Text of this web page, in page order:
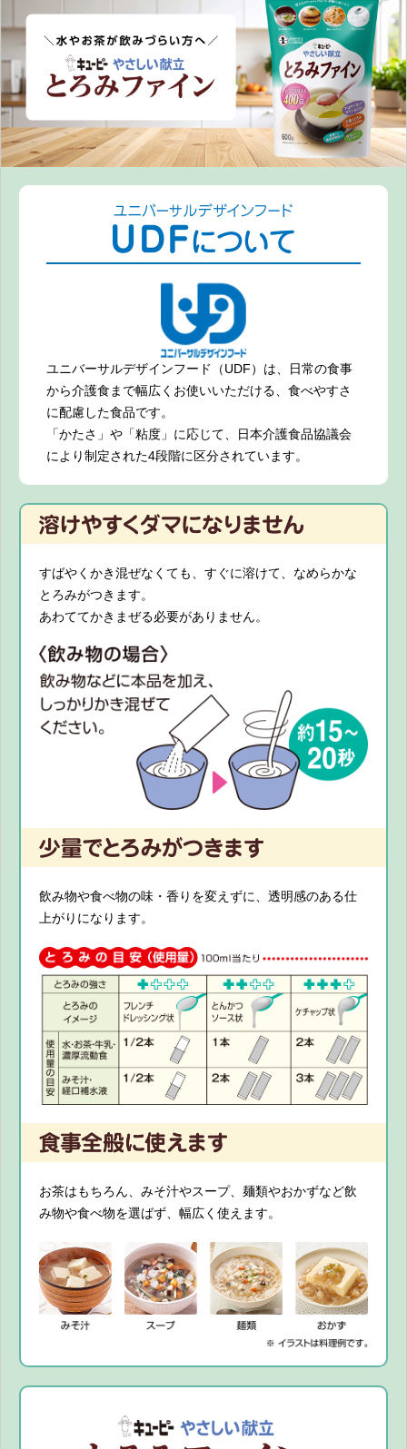
ユニバーサルデザインフード（UDF）は、日常の食事
から介護食まで幅広くお使いいただける、食べやすさ
に配慮した食品です。
「かたさ」や「粘度」に応じて、日本介護食品協議会
により制定された4段階に区分されています。
すばやくかき混ぜなくても、すぐに溶けて、なめらかな
とろみがつきます。
あわててかきまぜる必要がありません。
飲み物や食べ物の味・香りを変えずに、透明感のある仕
上がりになります。
お茶はもちろん、みそ汁やスープ、麺類やおかずなど飲
み物や食べ物を選ばず、幅広く使えます。